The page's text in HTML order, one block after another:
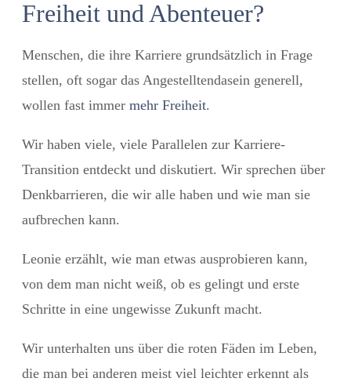
Freiheit und Abenteuer?
Menschen, die ihre Karriere grundsätzlich in Frage
stellen, oft sogar das Angestelltendasein generell,
wollen fast immer mehr Freiheit.
Wir haben viele, viele Parallelen zur Karriere-
Transition entdeckt und diskutiert. Wir sprechen über
Denkbarrieren, die wir alle haben und wie man sie
aufbrechen kann.
Leonie erzählt, wie man etwas ausprobieren kann,
von dem man nicht weiß, ob es gelingt und erste
Schritte in eine ungewisse Zukunft macht.
Wir unterhalten uns über die roten Fäden im Leben,
die man bei anderen meist viel leichter erkennt als